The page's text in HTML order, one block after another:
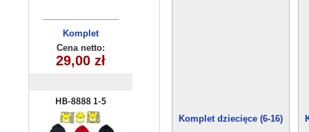
Komplet
dziecięcy
HB-8888(1-5)
15szt
Cena netto:
29,00 zł
Komplety
dziecięce
250510-2 (3-10
) 5szt
Cena netto:
19,00 zł
Komplet dziecięce (6-16)